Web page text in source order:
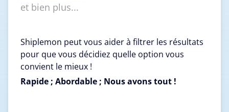
et bien plus...
Shiplemon peut vous aider à filtrer les résultats
pour que vous décidiez quelle option vous
convient le mieux !
Rapide ; Abordable ; Nous avons tout !